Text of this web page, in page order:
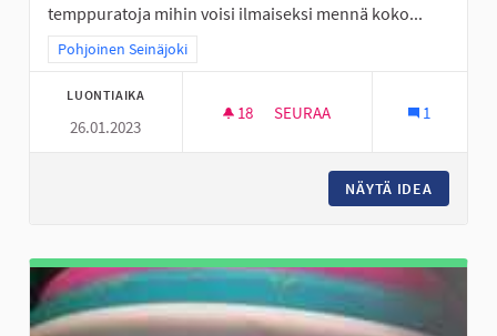
temppuratoja mihin voisi ilmaiseksi mennä koko...
Rajaa tulokset teeman mukaan: Pohjoinen Seinäjoki
Pohjoinen Seinäjoki
LUONTIAIKA
26.01.2023
18 18 SEURAAJAA
SEURAA 1
NÄYTÄ IDEA